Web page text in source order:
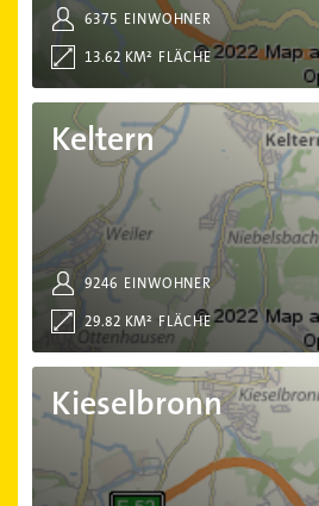
EINWOHNER
6375
FLÄCHE
13.62 KM²
Keltern
EINWOHNER
9246
FLÄCHE
29.82 KM²
Keltern
Kieselbronn
Kieselbronn